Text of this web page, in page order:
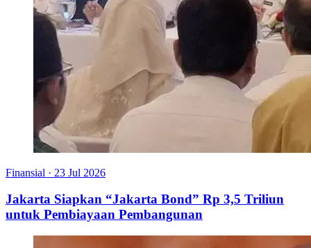
Finansial · 23 Jul 2026
Jakarta Siapkan “Jakarta Bond” Rp 3,5 Triliun
untuk Pembiayaan Pembangunan